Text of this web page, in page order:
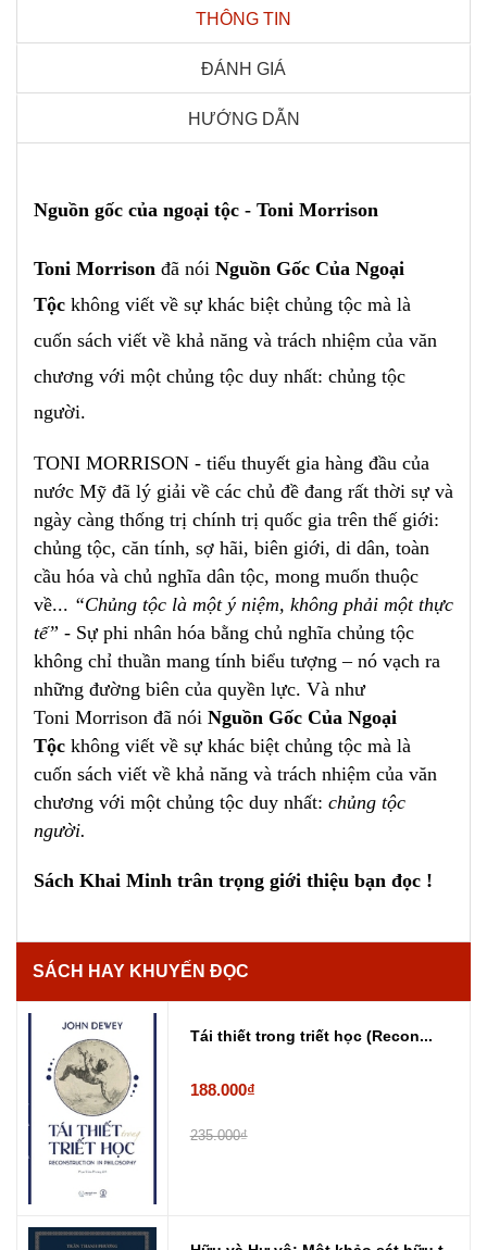
THÔNG TIN
ĐÁNH GIÁ
HƯỚNG DẪN
Nguồn gốc của ngoại tộc - Toni Morrison
Toni Morrison đã nói Nguồn Gốc Của Ngoại
Tộc không viết về sự khác biệt chủng tộc mà là
cuốn sách viết về khả năng và trách nhiệm của văn
chương với một chủng tộc duy nhất: chủng tộc
người.
TONI MORRISON - tiểu thuyết gia hàng đầu của
nước Mỹ đã lý giải về các chủ đề đang rất thời sự và
ngày càng thống trị chính trị quốc gia trên thế giới:
chủng tộc, căn tính, sợ hãi, biên giới, di dân, toàn
cầu hóa và chủ nghĩa dân tộc, mong muốn thuộc
về... “Chủng tộc là một ý niệm, không phải một thực
tế” - Sự phi nhân hóa bằng chủ nghĩa chủng tộc
không chỉ thuần mang tính biểu tượng – nó vạch ra
những đường biên của quyền lực. Và như
Toni Morrison đã nói Nguồn Gốc Của Ngoại
Tộc không viết về sự khác biệt chủng tộc mà là
cuốn sách viết về khả năng và trách nhiệm của văn
chương với một chủng tộc duy nhất: chủng tộc
người.
Sách Khai Minh trân trọng giới thiệu bạn đọc !
SÁCH HAY KHUYẾN ĐỌC
Tái thiết trong triết học (Recon...
188.000₫
235.000₫